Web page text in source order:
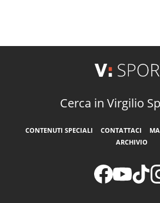
Cerca in Virgilio
CONTENUTI SPECIALI CONTATTACI
ARCHIVIO